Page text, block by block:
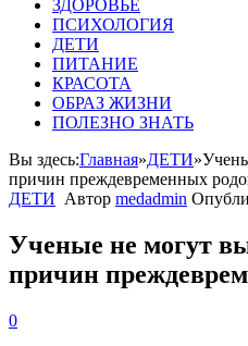
ЗДОРОВЬЕ
ПСИХОЛОГИЯ
ДЕТИ
ПИТАНИЕ
КРАСОТА
ОБРАЗ ЖИЗНИ
ПОЛЕЗНО ЗНАТЬ
Вы здесь:Главная»ДЕТИ»
причин преждевременных
ДЕТИ Автор medadmin
Ученые не могут
причин
0